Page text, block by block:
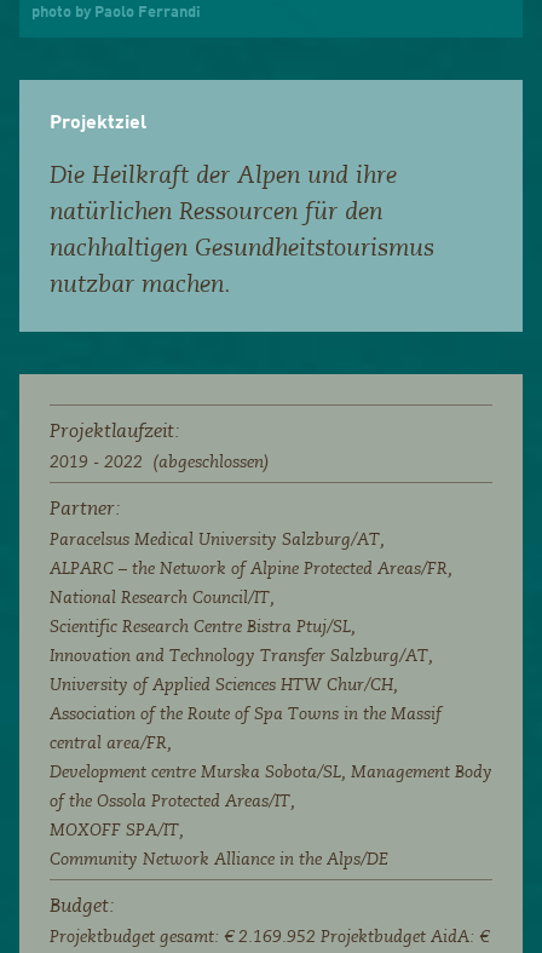
photo by Paolo Ferrandi
Projektziel
Die Heilkraft der Alpen und ihre
natürlichen Ressourcen für den
nachhaltigen Gesundheitstourismus
nutzbar machen.
Projektlaufzeit:
2019 - 2022 (abgeschlossen)
Partner:
Paracelsus Medical University Salzburg/AT,
ALPARC – the Network of Alpine Protected Areas/FR,
National Research Council/IT,
Scientific Research Centre Bistra Ptuj/SL,
Innovation and Technology Transfer Salzburg/AT,
University of Applied Sciences HTW Chur/CH,
Association of the Route of Spa Towns in the Massif
central area/FR,
Development centre Murska Sobota/SL, Management Body
of the Ossola Protected Areas/IT,
MOXOFF SPA/IT,
Community Network Alliance in the Alps/DE
Budget:
Projektbudget gesamt: € 2.169.952 Projektbudget AidA: €